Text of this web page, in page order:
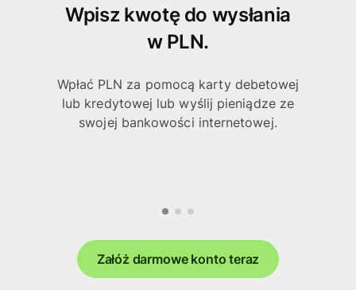
Wpisz kwotę do wysłania
w PLN.
Wpłać PLN za pomocą karty debetowej
lub kredytowej lub wyślij pieniądze ze
swojej bankowości internetowej.
Załóż darmowe konto teraz